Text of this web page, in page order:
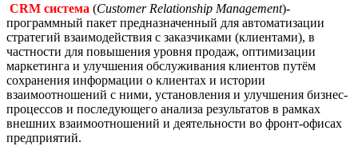
CRM система (Customer Relationship Management)-
программный пакет предназначенный для автоматизации
стратегий взаимодействия с заказчиками (клиентами), в
частности для повышения уровня продаж, оптимизации
маркетинга и улучшения обслуживания клиентов путём
сохранения информации о клиентах и истории
взаимоотношений с ними, установления и улучшения бизнес-
процессов и последующего анализа результатов в рамках
внешних взаимоотношений и деятельности во фронт-офисах
предприятий.